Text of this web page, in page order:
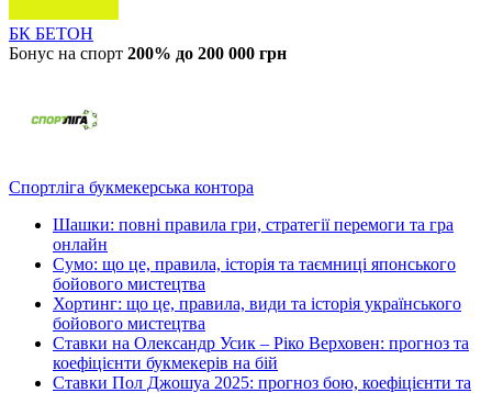
БК БЕТОН
Бонус на спорт 200% до 200 000 грн
Спортліга букмекерська контора
Шашки: повні правила гри, стратегії перемоги та гра
онлайн
Сумо: що це, правила, історія та таємниці японського
бойового мистецтва
Хортинг: що це, правила, види та історія українського
бойового мистецтва
Ставки на Олександр Усик – Ріко Верховен: прогноз та
коефіцієнти букмекерів на бій
Ставки Пол Джошуа 2025: прогноз бою, коефіцієнти та